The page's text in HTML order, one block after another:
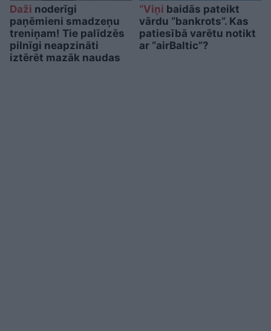
Daži noderīgi
paņēmieni smadzeņu
treniņam! Tie palīdzēs
pilnīgi neapzināti
iztērēt mazāk naudas
“Viņi baidās pateikt
vārdu “bankrots”. Kas
patiesībā varētu notikt
ar “airBaltic”?